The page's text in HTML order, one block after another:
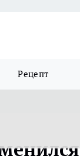
Рецепт